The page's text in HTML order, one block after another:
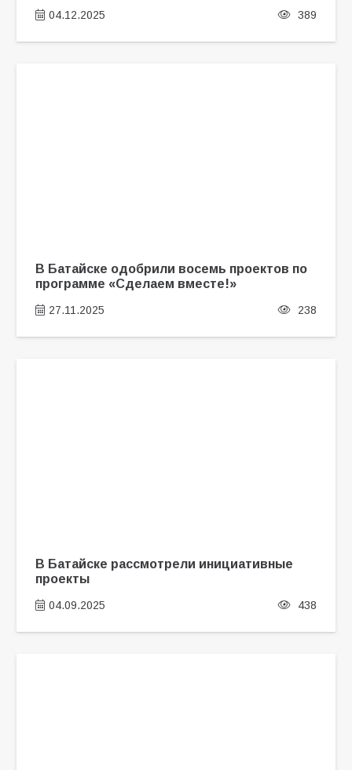
04.12.2025 389
В Батайске одобрили восемь проектов по
программе «Сделаем вместе!»
27.11.2025 238
В Батайске рассмотрели инициативные
проекты
04.09.2025 438